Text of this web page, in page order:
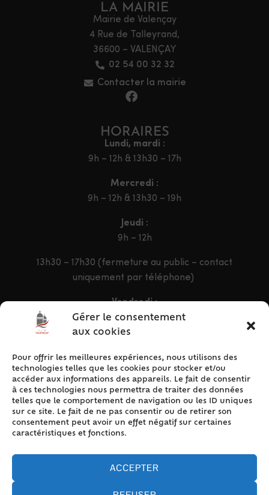
Gérer le consentement
aux cookies
Pour offrir les meilleures expériences, nous utilisons des
technologies telles que les cookies pour stocker et/ou
accéder aux informations des appareils. Le fait de consentir
à ces technologies nous permettra de traiter des données
telles que le comportement de navigation ou les ID uniques
sur ce site. Le fait de ne pas consentir ou de retirer son
consentement peut avoir un effet négatif sur certaines
caractéristiques et fonctions.
ACCEPTER
LA MAIRIE
Mairie de Valençay
4 Rue de Talleyrand,
36600 – VALENÇAY
02 54 00 32 32
Contacter la mairie
HORAIRES
Lundi, mardi :
9h – 12h & 13h30 – 17h
Mercredi :
9h – 12h & 13h30 – 19h
Jeudi :
9h – 12h
13h30 – 17h30 (fermeture au public – contact
uniquement par téléphone)
Vendredi :
9h – 12h & 13h30 – 16h30
ACCÈS RAPIDE
Accueil
Contact
Plan du site
Mentions légales
Politique de cookies (UE)